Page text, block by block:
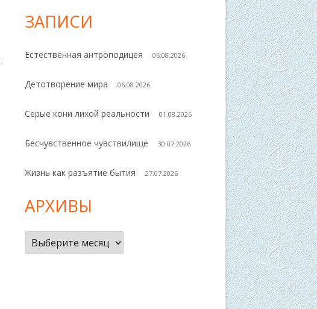
ЗАПИСИ
Естественная антроподицея 06.08.2026
Детотворение мира 06.08.2026
Серые кони лихой реальности 01.08.2026
Бесчувственное чувствилище 30.07.2026
Жизнь как разъятие бытия 27.07.2026
АРХИВЫ
Архивы